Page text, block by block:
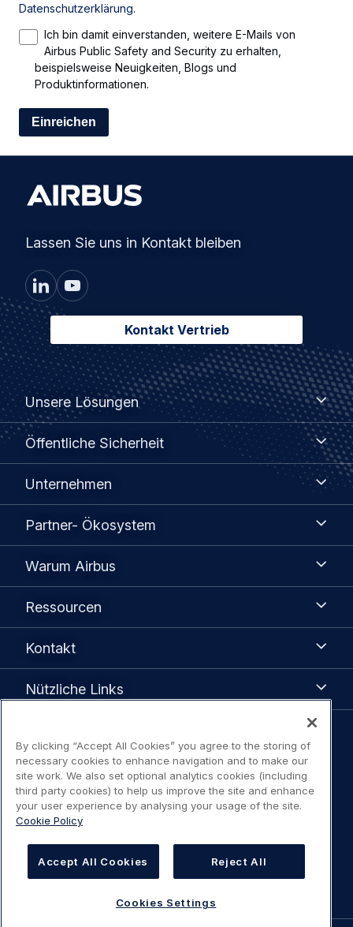
Datenschutzerklärung.
Ich bin damit einverstanden, weitere E-Mails von
Airbus Public Safety and Security zu erhalten,
beispielsweise Neuigkeiten, Blogs und
Produktinformationen.
Lassen Sie uns in Kontakt bleiben
Kontakt Vertrieb
Footer
menu
Unsere Lösungen
Unsere
Lösungen
Öffentliche Sicherheit
Öffentliche
Sicherheit
Unternehmen
Partner- Ökosystem
Warum Airbus
Ressourcen
Kontakt
Nützliche Links
Links
Legal
navigation
Datenschutzhinweis
Erklärung Zugangsbeschränkung
Cookies Settings
By clicking “Accept All Cookies” you agree to the storing of
necessary cookies to enhance navigation and to make our
site work. We also set optional analytics cookies (including
third party cookies) to help us improve the site and enhance
your user experience by analysing your usage of the site.
Cookie Policy
Accept All Cookies Reject All
Cookies Settings